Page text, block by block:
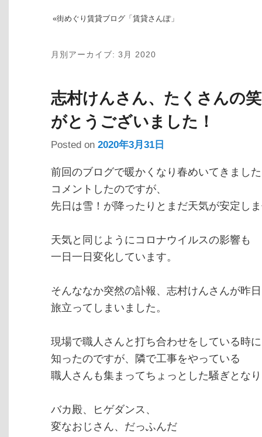
«街めぐり賃貸ブログ「賃貸さんぽ」
月別アーカイブ:3月 2020
志村けんさん、たくさんの
がとうございました！
Posted on2020年3月31日
前回のブログで暖かくなり春めいてきまし
コメントしたのですが、
先日は雪！が降ったりとまだ天気が安定し
天気と同じようにコロナウイルスの影響も
一日一日変化しています。
そんななか突然の訃報、志村けんさんが昨日
旅立ってしまいました。
現場で職人さんと打ち合わせをしている時に
知ったのですが、隣で工事をやっている
職人さんも集まってちょっとした騒ぎとな
バカ殿、ヒゲダンス、
変なおじさん、だっふんだ